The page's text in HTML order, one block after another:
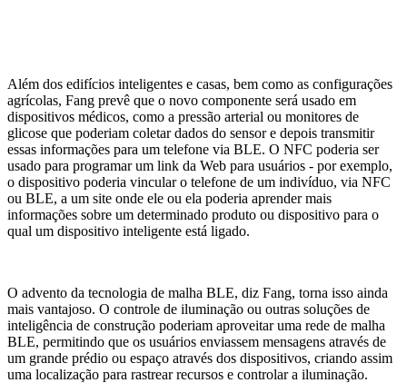
Além dos edifícios inteligentes e casas, bem como as configurações
agrícolas, Fang prevê que o novo componente será usado em
dispositivos médicos, como a pressão arterial ou monitores de
glicose que poderiam coletar dados do sensor e depois transmitir
essas informações para um telefone via BLE. O NFC poderia ser
usado para programar um link da Web para usuários - por exemplo,
o dispositivo poderia vincular o telefone de um indivíduo, via NFC
ou BLE, a um site onde ele ou ela poderia aprender mais
informações sobre um determinado produto ou dispositivo para o
qual um dispositivo inteligente está ligado.
O advento da tecnologia de malha BLE, diz Fang, torna isso ainda
mais vantajoso. O controle de iluminação ou outras soluções de
inteligência de construção poderiam aproveitar uma rede de malha
BLE, permitindo que os usuários enviassem mensagens através de
um grande prédio ou espaço através dos dispositivos, criando assim
uma localização para rastrear recursos e controlar a iluminação.